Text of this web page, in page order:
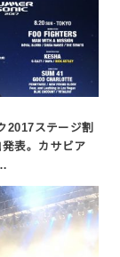
2017ステージ割
表。カサビア